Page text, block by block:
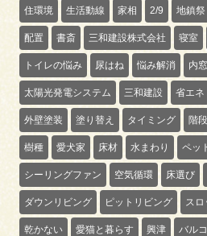
住環境 生活動線 家相 2/9 地鎮祭
配置 書斎 三和建設株式会社 寝室
トイレの悩み 尿はね 悩み解消 内
太陽光発電システム 三和建設 省エネ
外壁塗装 塗り替え タイミング 階
樹種 愛犬家 床材 水まわり ペッ
シーリングファン 空気循環 床選び
ダウンリビング ピットリビング ス
乾かない 愛猫と暮らす 興津 バル